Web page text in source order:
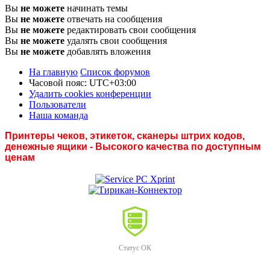
Вы не можете начинать темы
Вы не можете отвечать на сообщения
Вы не можете редактировать свои сообщения
Вы не можете удалять свои сообщения
Вы не можете добавлять вложения
На главную Список форумов
Часовой пояс: UTC+03:00
Удалить cookies конференции
Пользователи
Наша команда
Принтеры чеков, этикеток, сканеры штрих кодов,
денежные ящики - Высокого качества по доступным
ценам
Статус ОК